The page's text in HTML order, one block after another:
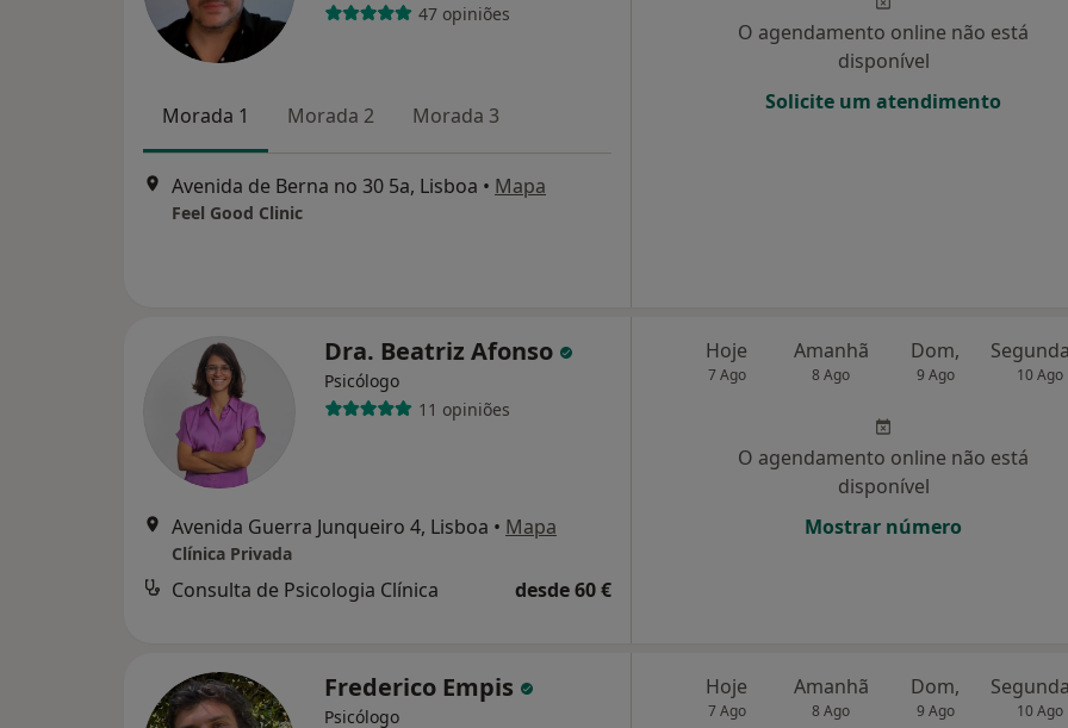
47 opiniões
Morada 1 Morada 2 Morada 3
Avenida de Berna no 30 5a, Lisboa • Mapa
Feel Good Clinic
O agendamento online não está
disponível
Solicite um atendimento
Dra. Beatriz Afonso
Psicólogo
11 opiniões
Avenida Guerra Junqueiro 4, Lisboa • Mapa
Clínica Privada
Consulta de Psicologia Clínica desde 60 €
Hoje
7 Ago
Amanhã
8 Ago
Dom,
9 Ago 10 Ago
O agendamento online não está
disponível
Mostrar número
Frederico Empis
Psicólogo
Hoje
7 Ago
Amanhã
8 Ago
Dom,
9 Ago 10 Ago